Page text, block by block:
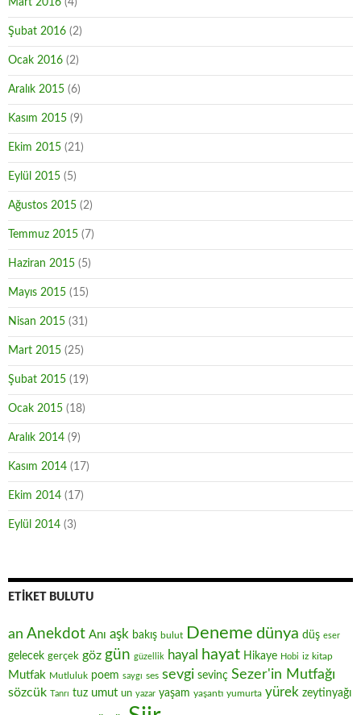
Mart 2016 (4)
Şubat 2016 (2)
Ocak 2016 (2)
Aralık 2015 (6)
Kasım 2015 (9)
Ekim 2015 (21)
Eylül 2015 (5)
Ağustos 2015 (2)
Temmuz 2015 (7)
Haziran 2015 (5)
Mayıs 2015 (15)
Nisan 2015 (31)
Mart 2015 (25)
Şubat 2015 (19)
Ocak 2015 (18)
Aralık 2014 (9)
Kasım 2014 (17)
Ekim 2014 (17)
Eylül 2014 (3)
ETIKET BULUTU
an Anekdot Anı aşk bakış bulut Deneme dünya düş eser
gelecek gerçek göz gün güzellik hayal hayat Hikaye Hobi iz kitap
Mutfak Mutluluk poem saygı ses sevgi sevinç Sezer'in Mutfağı
sözcük Tanrı tuz umut un yazar yaşam yaşantı yumurta yürek zeytinyağı